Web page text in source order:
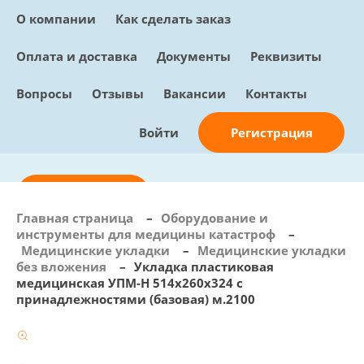
О компании Как сделать заказ
Оплата и доставка Документы Реквизиты
Вопросы Отзывы Вакансии Контакты
Войти Регистрация
info@sunmed.ru
Пн – Пт: с 10:00 - 18:00
+7 (495) 730-90-25
Перезвоните мне
Главная страница – Оборудование и
инструменты для медицины катастроф
–
Медицинские укладки
– Медицинские укладки
без вложения
– Укладка пластиковая
медицинская УПМ-Н 514х260х324 с
принадлежностями (базовая) м.2100